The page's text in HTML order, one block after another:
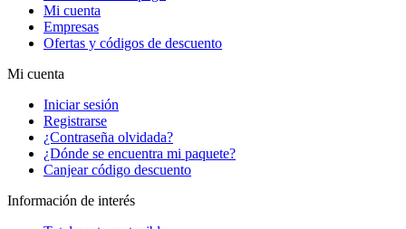
Mi cuenta
Empresas
Ofertas y códigos de descuento
Mi cuenta
Iniciar sesión
Registrarse
¿Contraseña olvidada?
¿Dónde se encuentra mi paquete?
Canjear código descuento
Información de interés